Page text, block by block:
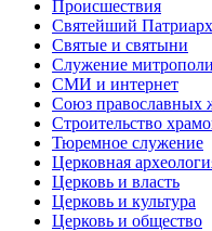
Происшествия
Святейший Патриарх
Святые и святыни
Служение
СМИ и интернет
Союз православных
Строительство
Тюремное служение
Церковная
Церковь и власть
Церковь и культура
Церковь и общество